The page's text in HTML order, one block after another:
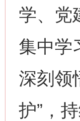
学、党
集中学
深刻领
护”，